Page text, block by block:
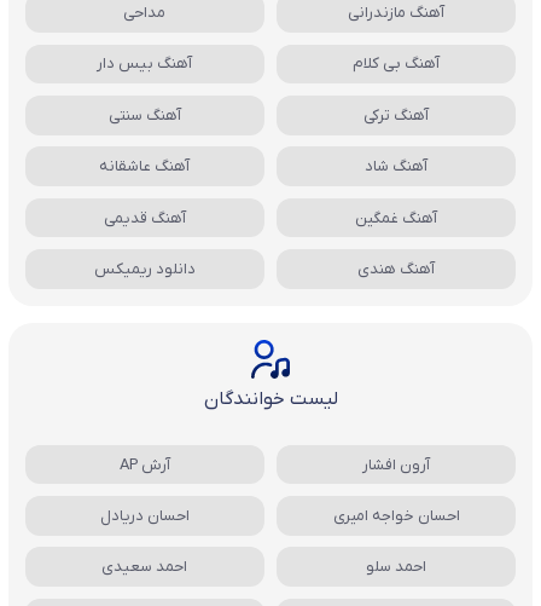
آهنگ مازندرانی مداحی
آهنگ بی کلام آهنگ بیس دار
آهنگ ترکی آهنگ سنتی
آهنگ شاد آهنگ عاشقانه
آهنگ غمگین آهنگ قدیمی
آهنگ هندی دانلود ریمیکس
لیست خوانندگان
آرون افشار آرش AP
احسان خواجه امیری احسان دریادل
احمد سلو احمد سعیدی